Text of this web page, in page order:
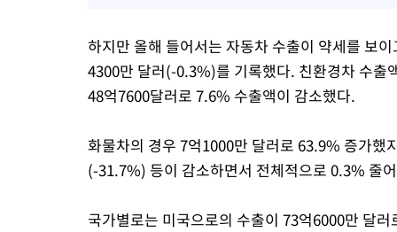
하지만 올해 들어서는 자동차 수출이 약세를 보
4300만 달러(-0.3%)를 기록했다. 친환경차 수출
48억7600달러로 7.6% 수출액이 감소했다.
화물차의 경우 7억1000만 달러로 63.9% 증가
(-31.7%) 등이 감소하면서 전체적으로 0.3% 줄
국가별로는 미국으로의 수출이 73억6000만 달